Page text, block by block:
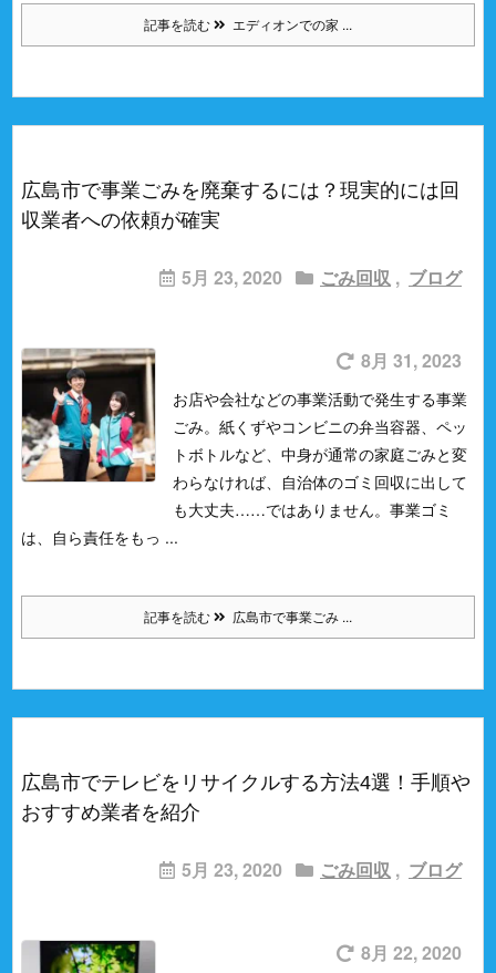
記事を読む エディオンでの家 ...
広島市で事業ごみを廃棄するには？現実的には回
収業者への依頼が確実
5月 23, 2020 ごみ回収 , ブログ
8月 31, 2023
お店や会社などの事業活動で発生する事業
ごみ。 紙くずやコンビニの弁当容器、ペッ
トボトルなど、中身が通常の家庭ごみと変
わらなければ、自治体のゴミ回収に出して
も大丈夫……ではありません。 事業ゴミ
は、自ら責任をもっ ...
記事を読む 広島市で事業ごみ ...
広島市でテレビをリサイクルする方法4選！手順や
おすすめ業者を紹介
5月 23, 2020 ごみ回収 , ブログ
8月 22, 2020